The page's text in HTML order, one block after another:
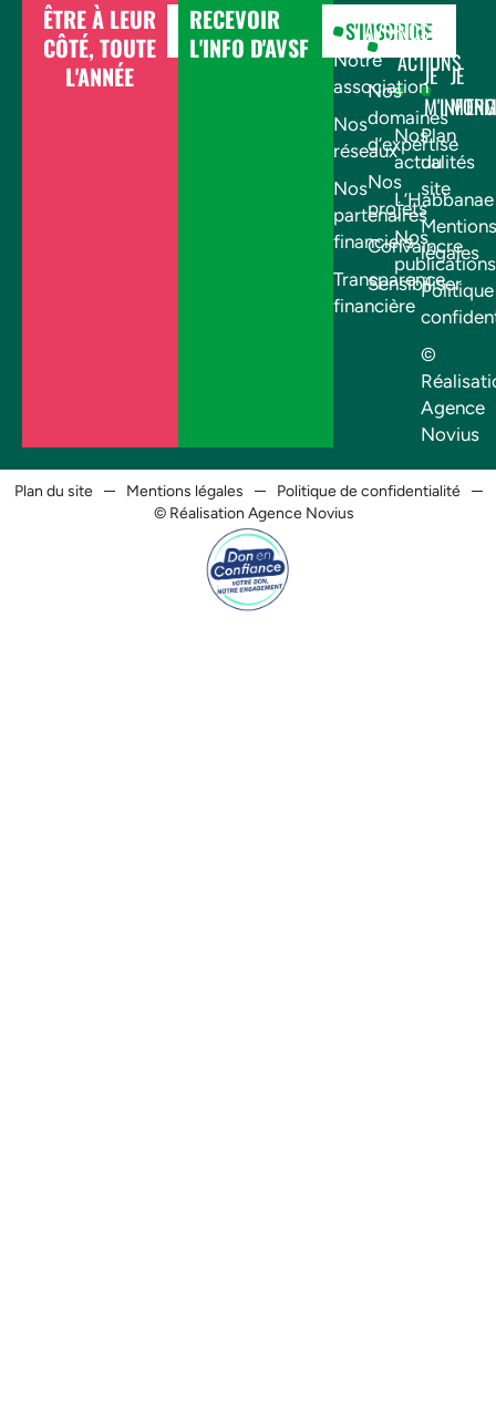
ÊTRE À LEUR
CÔTÉ, TOUTE
L'ANNÉE
DONNER
RECEVOIR
L'INFO D'AVSF
S'INSCRIRE
AVSF
Notre
association
Nos
réseaux
Nos
partenaires
financiers
Transparence
financière
NOS
ACTIONS
Nos
domaines
d’expertise
Nos
projets
Convaincre
Sensibiliser
JE
Nos
actualités
L’Habbanae
Nos
publications
JE
Plan
du
site
Mentions
légales
©
Agence
Novius
Plan du site Mentions légales
Politique de confidentialité
© Réalisation Agence Novius